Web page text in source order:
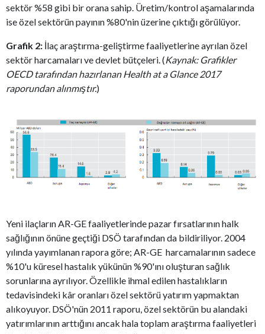
sektör %58 gibi bir orana sahip. Üretim/kontrol aşamalarında
ise özel sektörün payının %80'nin üzerine çıktığı görülüyor.
Grafik 2: İlaç araştırma-geliştirme faaliyetlerine ayrılan özel
sektör harcamaları ve devlet bütçeleri. (Kaynak: Grafikler
OECD tarafından hazırlanan Health at a Glance 2017
raporundan alınmıştır.)
Yeni ilaçların AR-GE faaliyetlerinde pazar fırsatlarının halk
sağlığının önüne geçtiği DSÖ tarafından da bildiriliyor. 2004
yılında yayımlanan rapora göre; AR-GE harcamalarının sadece
%10'u küresel hastalık yükünün %90'ını oluşturan sağlık
sorunlarına ayrılıyor. Özellikle ihmal edilen hastalıkların
tedavisindeki kâr oranları özel sektörü yatırım yapmaktan
alıkoyuyor. DSÖ'nün 2011 raporu, özel sektörün bu alandaki
yatırımlarının arttığını ancak hala toplam araştırma faaliyetleri